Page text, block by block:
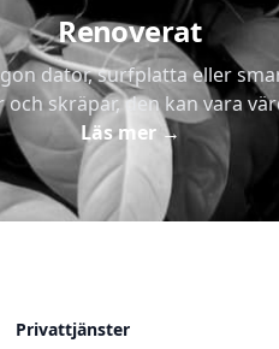
Renoverat
dator, surfplatta eller
och skräpar, den kan vara
Läs mer→
Privattjänster